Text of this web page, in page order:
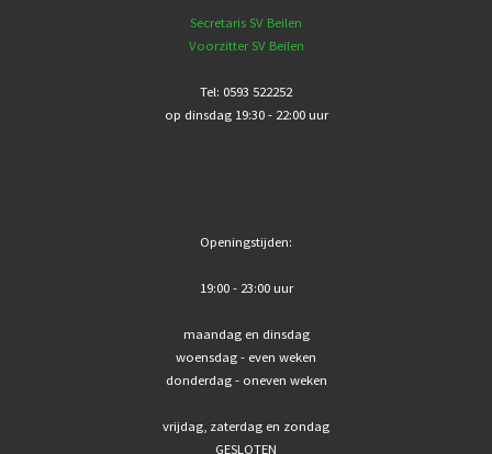
Secretaris SV Beilen
Voorzitter SV Beilen
Tel: 0593 522252
op dinsdag 19:30 - 22:00 uur
Openingstijden:
19:00 - 23:00 uur
maandag en dinsdag
woensdag - even weken
donderdag - oneven weken
vrijdag, zaterdag en zondag
GESLOTEN